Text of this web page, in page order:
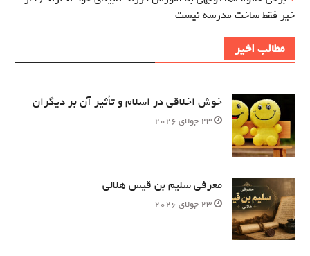
خیر فقط ساخت مدرسه نیست
مطالب اخیر
خوش اخلاقی در اسلام و تأثیر آن بر دیگران
23 جولای 2026
معرفی سلیم بن قیس هلالی
23 جولای 2026